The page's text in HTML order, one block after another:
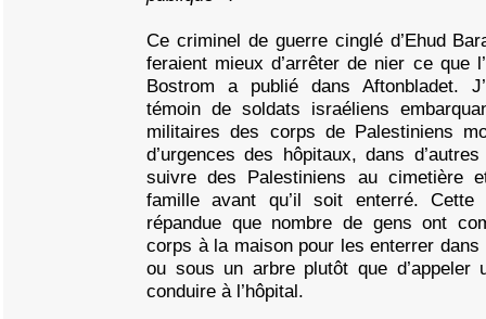
Ce criminel de guerre cinglé d’Ehud
feraient mieux d’arrêter de nier ce que
Bostrom a publié dans Aftonbladet.
témoin de soldats israéliens
militaires des corps de Palestiniens
d’urgences des hôpitaux, dans
suivre des Palestiniens au cimetière
famille avant qu’il soit enterré. Cette
répandue que nombre de gens ont
corps à la maison pour les enterrer
ou sous un arbre plutôt que d’appeler
conduire à l’hôpital.